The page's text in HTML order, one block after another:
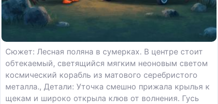
Сюжет: Лесная поляна в сумерках. В центре стоит
обтекаемый, светящийся мягким неоновым светом
космический корабль из матового серебристого
металла., Детали: Уточка смешно прижала крылья к
щекам и широко открыла клюв от волнения. Гусь